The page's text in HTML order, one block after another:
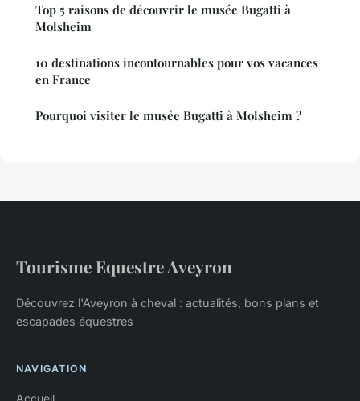
Top 5 raisons de découvrir le musée Bugatti à
Molsheim
10 destinations incontournables pour vos vacances
en France
Pourquoi visiter le musée Bugatti à Molsheim ?
Tourisme Equestre Aveyron
Découvrez l'Aveyron à cheval : actualités, bons plans et
escapades équestres
NAVIGATION
Accueil